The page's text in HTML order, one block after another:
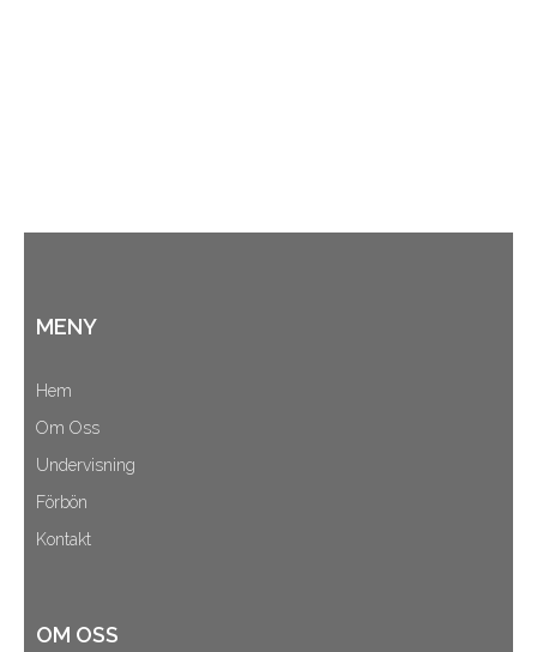
MENY
Hem
Om Oss
Undervisning
Förbön
Kontakt
OM OSS